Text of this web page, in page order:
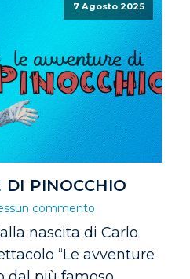
7 Agosto 2025
PINOCCHIO
commento
nascita di Carlo
“Le avventure